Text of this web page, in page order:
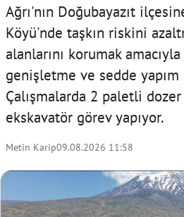
Ağrı'nın Doğubayazıt
Köyü'nde taşkın riskini
alanlarını korumak
genişletme ve sedde yapım
Çalışmalarda 2 paletli
ekskavatör görev yapıyor.
Metin Karip09.08.2026 11:58